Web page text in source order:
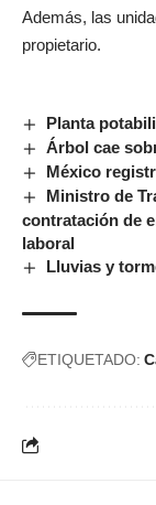
Además, las
propietario.
Planta
Árbol cae
México
Ministro de
contratación de
laboral
Lluvias y
ETIQUETADO: